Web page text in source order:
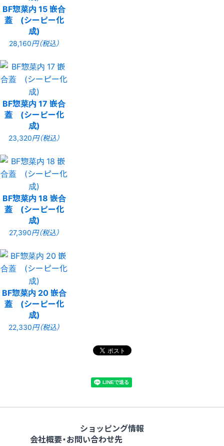
BF惣菜内 15 嵌合
蓋 (シーピー化
成)
28,160円（税込）
BF惣菜内 17 嵌合
蓋 (シーピー化
成)
23,320円（税込）
BF惣菜内 18 嵌合
蓋 (シーピー化
成)
27,390円（税込）
BF惣菜内 20 嵌合
蓋 (シーピー化
成)
22,330円（税込）
ショッピング情報
会社概要・お問い合わせ先